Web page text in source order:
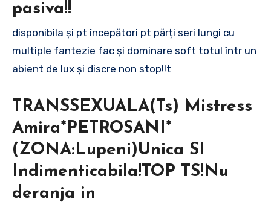
pasiva!!
disponibila și pt începători pt părți seri lungi cu
multiple fantezie fac și dominare soft totul într un
abient de lux și discre non stop!!t
TRANSSEXUALA(Ts) Mistress
Amira*PETROSANI*
(ZONA:Lupeni)Unica SI
Indimenticabila!TOP TS!Nu
deranja in